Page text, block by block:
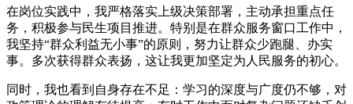
在岗位实践中，我严格落实上级决策部署，主动承担重点任
务，积极参与民生项目推进。特别是在群众服务窗口工作中，
我坚持“群众利益无小事”的原则，努力让群众少跑腿、办实
事。多次获得群众表扬，这让我更加坚定为人民服务的初心。
同时，我也看到自身存在不足：学习的深度与广度仍不够，对